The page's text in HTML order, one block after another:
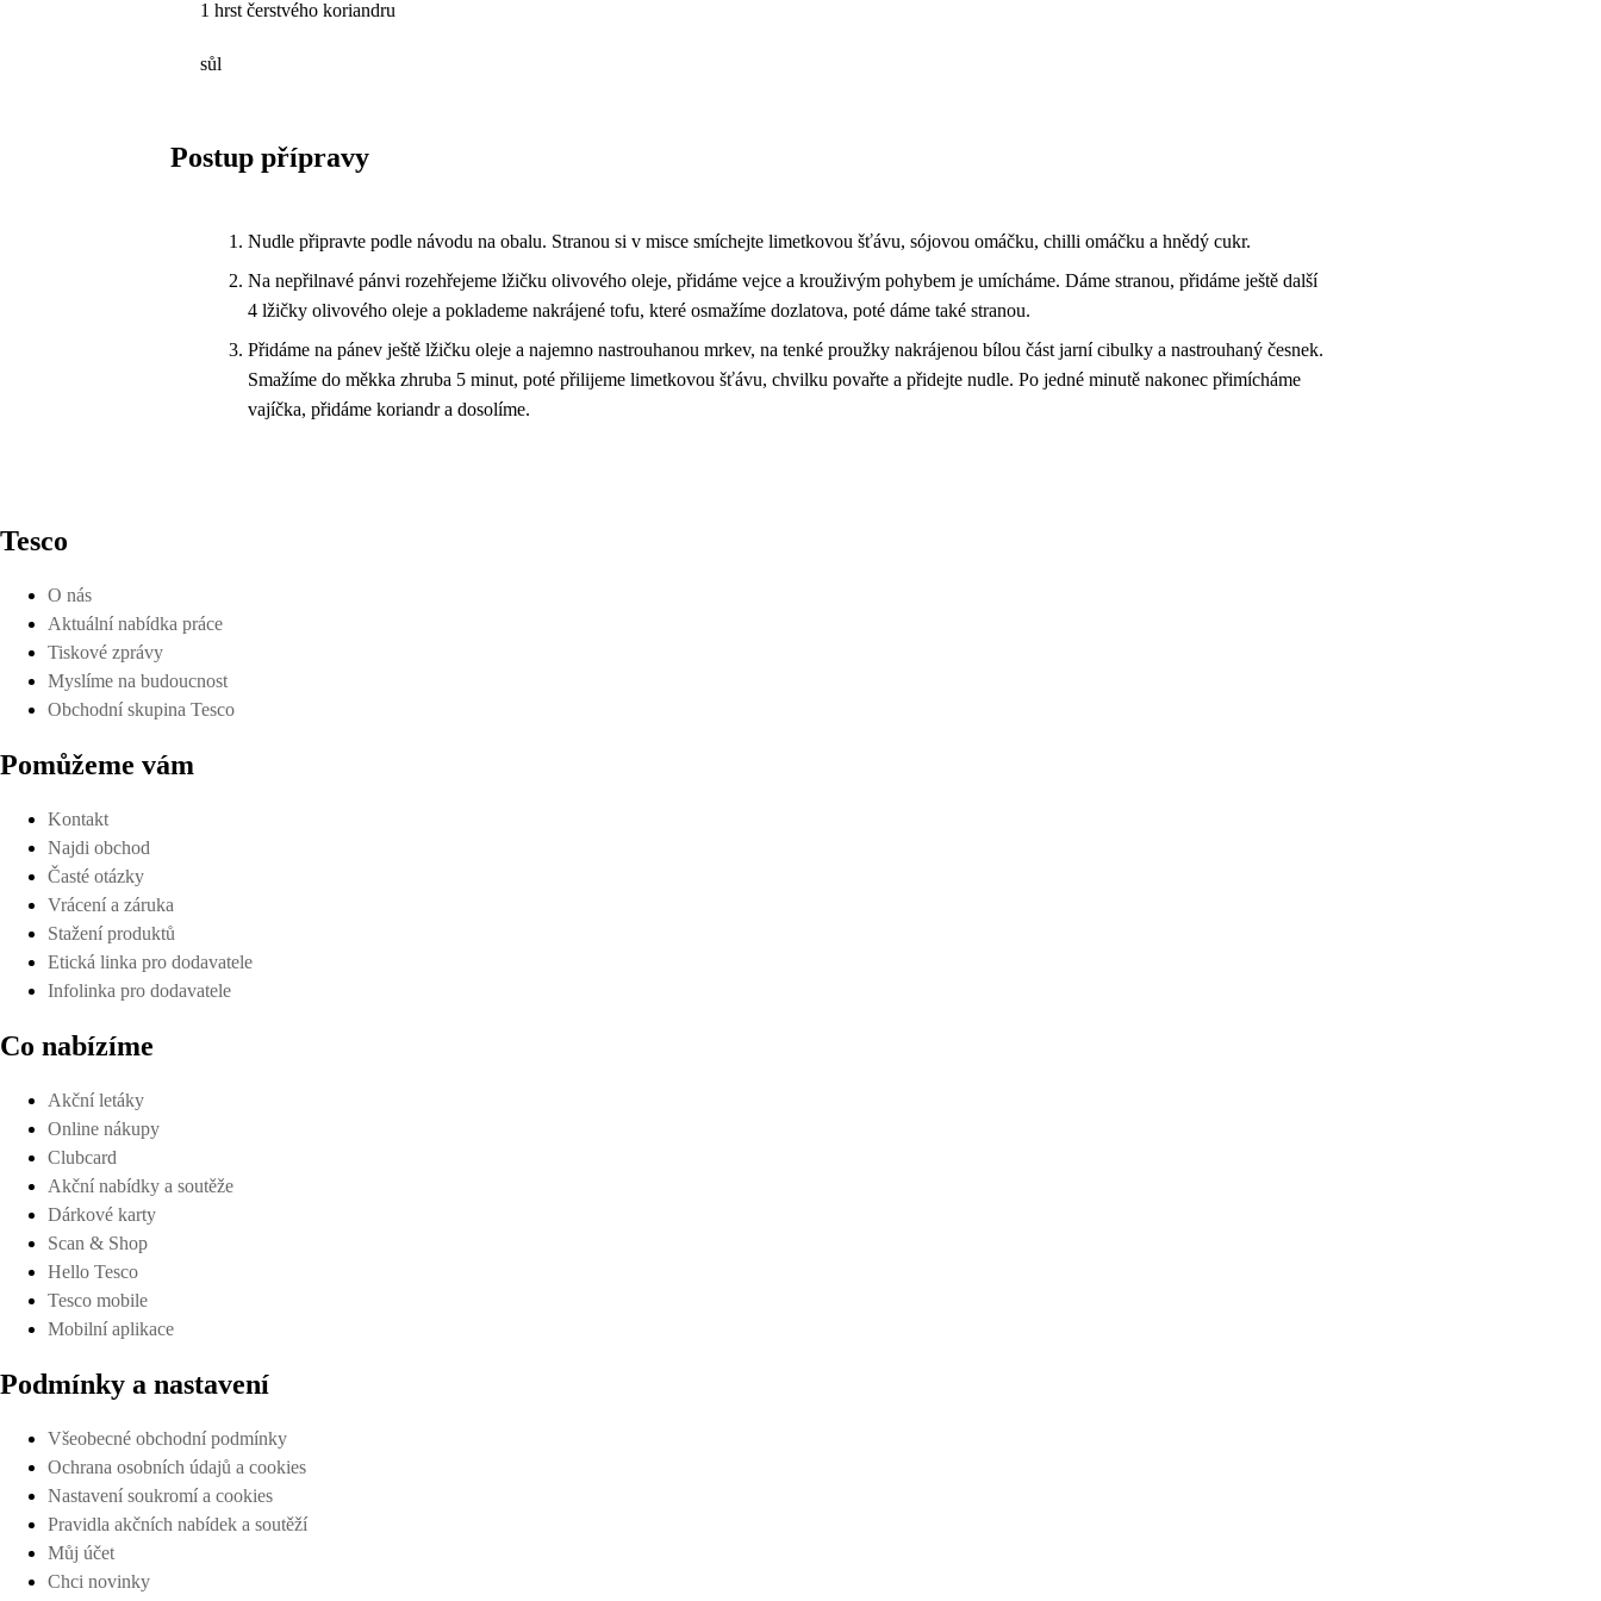
1 hrst čerstvého koriandru
sůl
Postup přípravy
Nudle připravte podle návodu na obalu. Stranou si v misce smíchejte limetkovou šťávu, sójovou omáčku, chilli omáčku a hnědý cukr.
Na nepřilnavé pánvi rozehřejeme lžičku olivového oleje, přidáme vejce a krouživým pohybem je umícháme. Dáme stranou, přidáme ještě další
4 lžičky olivového oleje a poklademe nakrájené tofu, které osmažíme dozlatova, poté dáme také stranou.
Přidáme na pánev ještě lžičku oleje a najemno nastrouhanou mrkev, na tenké proužky nakrájenou bílou část jarní cibulky a nastrouhaný česnek.
Smažíme do měkka zhruba 5 minut, poté přilijeme limetkovou šťávu, chvilku povařte a přidejte nudle. Po jedné minutě nakonec přimícháme
vajíčka, přidáme koriandr a dosolíme.
Tesco
O nás
Aktuální nabídka práce
Tiskové zprávy
Myslíme na budoucnost
Obchodní skupina Tesco
Pomůžeme vám
Kontakt
Najdi obchod
Časté otázky
Vrácení a záruka
Stažení produktů
Etická linka pro dodavatele
Infolinka pro dodavatele
Co nabízíme
Akční letáky
Online nákupy
Clubcard
Akční nabídky a soutěže
Dárkové karty
Scan & Shop
Hello Tesco
Tesco mobile
Mobilní aplikace
Podmínky a nastavení
Všeobecné obchodní podmínky
Ochrana osobních údajů a cookies
Nastavení soukromí a cookies
Pravidla akčních nabídek a soutěží
Můj účet
Chci novinky